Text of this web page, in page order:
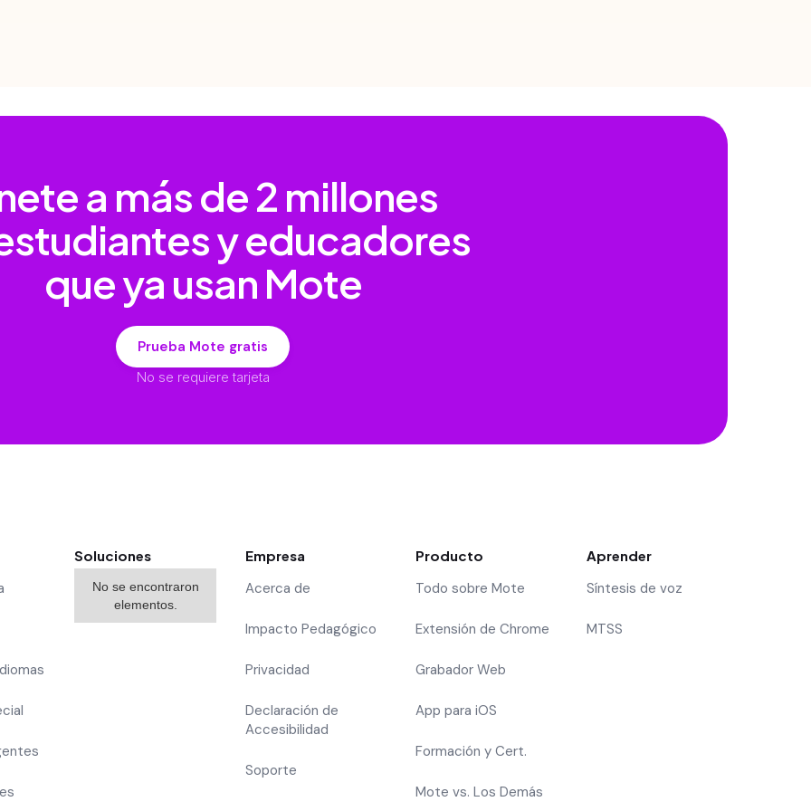
a más de2 millones
y educadores
que ya usan Mote
Prueba Mote gratis
No se requiere tarjeta
Soluciones
No se encontraron
elementos.
Empresa
Acerca de
Impacto Pedagógico
Privacidad
Declaración de
Accesibilidad
Soporte
Producto
Todo sobre Mote
Extensión de Chrome
Grabador Web
App para iOS
Formación y Cert.
Mote vs. Los Demás
Aprender
Síntesis de voz
MTSS